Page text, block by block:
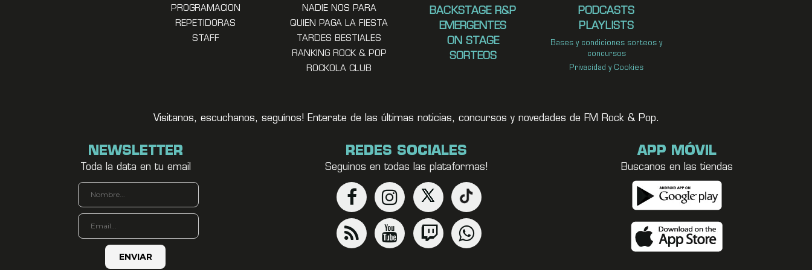
PROGRAMACION
REPETIDORAS
STAFF
NADIE NOS PARA
QUIEN PAGA LA FIESTA
TARDES BESTIALES
RANKING ROCK & POP
ROCKOLA CLUB
BACKSTAGE R&P
EMERGENTES
ON STAGE
SORTEOS
PODCASTS
PLAYLISTS
Bases y condiciones sorteos y
concursos
Privacidad y Cookies
Visitanos, escuchanos, seguínos! Enterate de las últimas noticias, concursos y novedades de FM Rock & Pop.
NEWSLETTER
Toda la data en tu email
REDES SOCIALES
Seguinos en todas las plataformas!
APP MÓVIL
Buscanos en las tiendas